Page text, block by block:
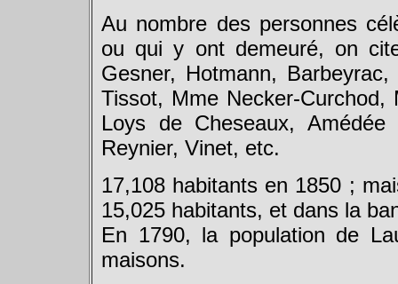
Au nombre des personnes
ou qui y ont demeuré, on
Gesner, Hotmann,
Tissot, Mme Necker-Curchod,
Loys de Cheseaux, Amédée
Reynier, Vinet, etc.
17,108 habitants en 1850 ;
15,025 habitants, et dans la
En 1790, la population de
maisons.